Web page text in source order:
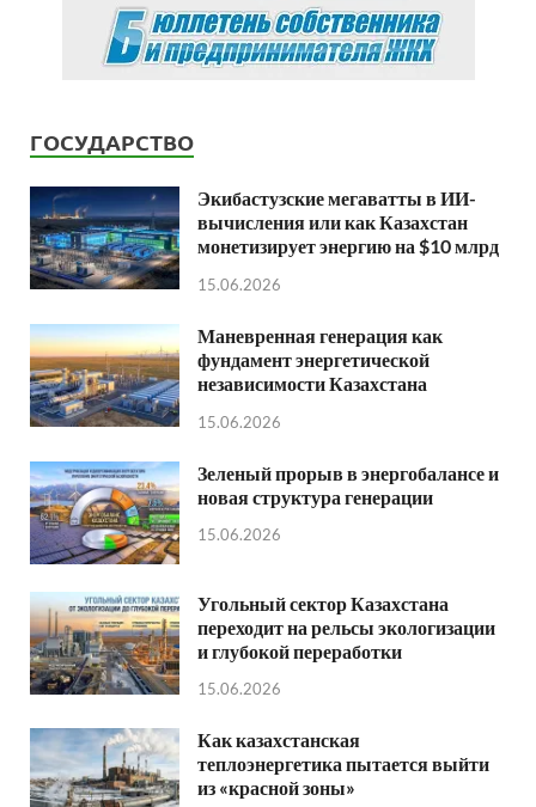
ГОСУДАРСТВО
Экибастузские мегаватты в ИИ-
вычисления или как Казахстан
монетизирует энергию на $10 млрд
15.06.2026
Маневренная генерация как
фундамент энергетической
независимости Казахстана
15.06.2026
Зеленый прорыв в энергобалансе и
новая структура генерации
15.06.2026
Угольный сектор Казахстана
переходит на рельсы экологизации
и глубокой переработки
15.06.2026
Как казахстанская
теплоэнергетика пытается выйти
из «красной зоны»